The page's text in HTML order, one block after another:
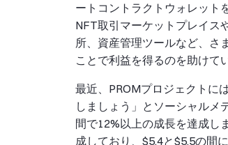
ートコントラクトウォレット
NFT取引マーケットプレイス
所、資産管理ツールなど、さ
ことで利益を得るのを助けて
最近、PROMプロジェクトに
しましょう」とソーシャルメ
間で12%以上の成長を達成し
成しており、$5.4と$5.5の間